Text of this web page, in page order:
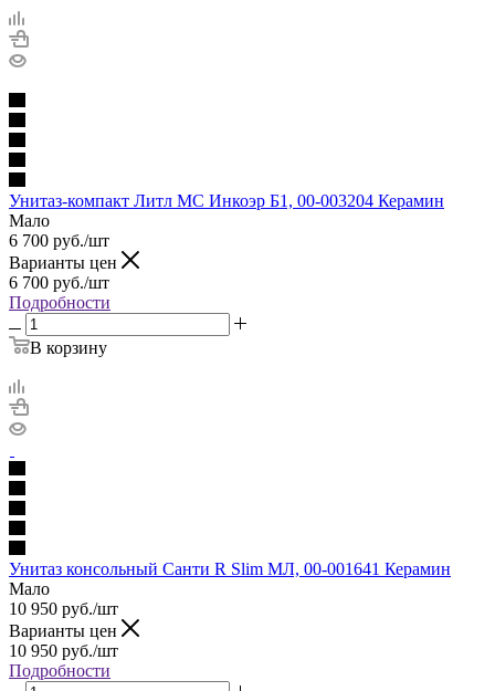
Унитаз-компакт Литл МС Инкоэр Б1, 00-003204 Керамин
Мало
6 700 руб./шт
Варианты цен
6 700 руб./шт
Подробности
В корзину
Унитаз консольный Санти R Slim МЛ, 00-001641 Керамин
Мало
10 950 руб./шт
Варианты цен
10 950 руб./шт
Подробности